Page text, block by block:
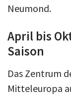
Neumond.
April bis
Saison
Das Zentrum
Mitteleuropa